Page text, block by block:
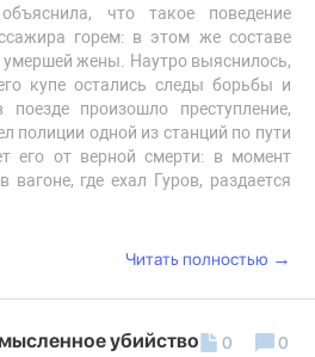
что такое поведение
горем: в этом же составе
умершей жены. Наутро выяснилось,
купе остались следы борьбы и
произошло преступление,
полиции одной из станций по пути
его от верной смерти: в момент
где ехал Гуров, раздается
Читать полностью →
убийство 0 0